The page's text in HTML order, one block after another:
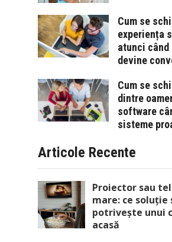
Cum se
experiența
atunci
devine
Cum se
dintre
software
sisteme
Articole Recente
Proiector sau
mare: ce soluție
potrivește unui
acasă